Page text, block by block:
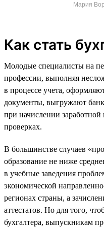
Мария
Как стать
Молодые специалисты на
профессии, выполняя
в процессе учета,
документы, выгружают
при начислении
проверках.
В большинстве случаев
образование не ниже
в учебные заведения
экономической
регионах страны, а
аттестатов. Но для того,
бухгалтера, выпускникам